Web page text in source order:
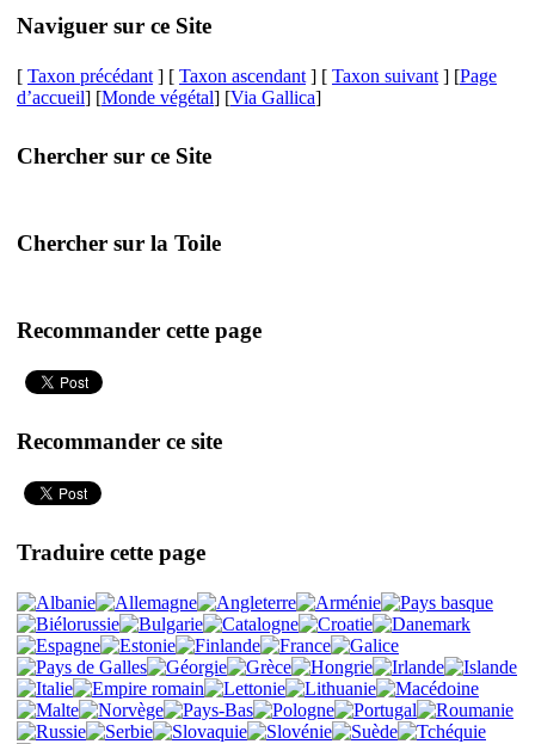
Naviguer sur ce Site
[ Taxon précédant ] [ Taxon ascendant ] [ Taxon suivant ] [Page
d’accueil] [Monde végétal] [Via Gallica]
Chercher sur ce Site
Chercher sur la Toile
Recommander cette page
Recommander ce site
Traduire cette page